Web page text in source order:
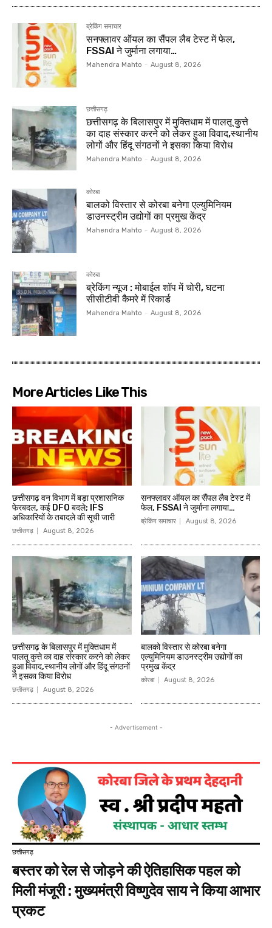
ब्रेकिंग समाचार
सनफ्लावर ऑयल का सैंपल लैब टेस्ट में फेल,
FSSAI ने जुर्माना लगाया…
Mahendra Mahto - August 8, 2026
छत्तीसगढ़
छत्तीसगढ़ के बिलासपुर में मुक्तिधाम में पालतू कुत्ते
का दाह संस्कार करने को लेकर हुआ विवाद,स्थानीय
लोगों और हिंदू संगठनों ने इसका किया विरोध
Mahendra Mahto - August 8, 2026
कोरबा
बालको विस्तार से कोरबा बनेगा एल्युमिनियम
डाउनस्ट्रीम उद्योगों का प्रमुख केंद्र
Mahendra Mahto - August 8, 2026
कोरबा
ब्रेकिंग न्यूज : मोबाईल शॉप में चोरी, घटना
सीसीटीवी कैमरे में रिकार्ड
Mahendra Mahto - August 8, 2026
More Articles Like This
छत्तीसगढ़ वन विभाग में बड़ा प्रशासनिक
फेरबदल, कई DFO बदले; IFS
अधिकारियों के तबादले की सूची जारी
छत्तीसगढ़ August 8, 2026
सनफ्लावर ऑयल का सैंपल लैब टेस्ट में
फेल, FSSAI ने जुर्माना लगाया…
ब्रेकिंग समाचार August 8, 2026
छत्तीसगढ़ के बिलासपुर में मुक्तिधाम में
पालतू कुत्ते का दाह संस्कार करने को लेकर
हुआ विवाद,स्थानीय लोगों और हिंदू संगठनों
ने इसका किया विरोध
छत्तीसगढ़ August 8, 2026
बालको विस्तार से कोरबा बनेगा
एल्युमिनियम डाउनस्ट्रीम उद्योगों का
प्रमुख केंद्र
कोरबा August 8, 2026
- Advertisement -